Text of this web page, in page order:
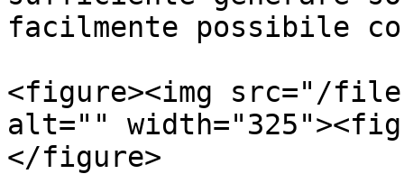
facilmente possibile
<figure><img src="/files/
alt=""
</figure>